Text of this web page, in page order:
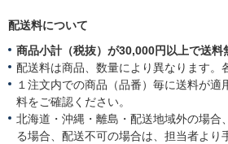
配送料について
商品小計（税抜）が30,000円以上で送
配送料は商品、数量により異なります。
１注文内での商品（品番）毎に送料が
料をご確認ください。
北海道・沖縄・離島・配送地域外の場
る場合、配送不可の場合は、担当者よ